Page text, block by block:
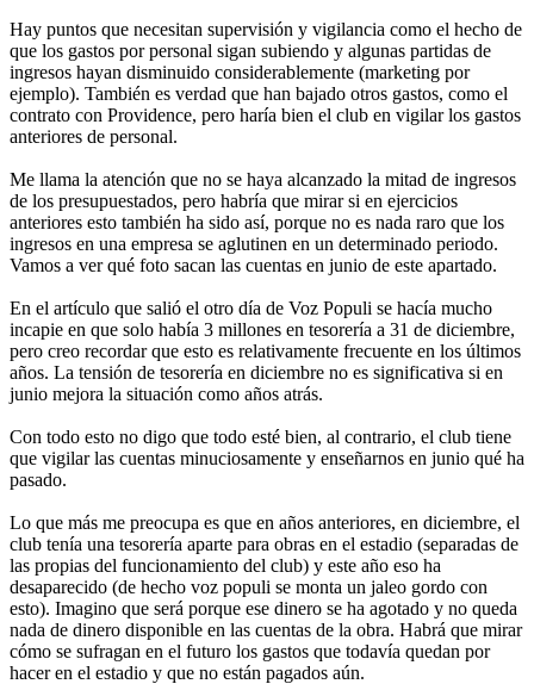
Hay puntos que necesitan supervisión y vigilancia como el hecho de
que los gastos por personal sigan subiendo y algunas partidas de
ingresos hayan disminuido considerablemente (marketing por
ejemplo). También es verdad que han bajado otros gastos, como el
contrato con Providence, pero haría bien el club en vigilar los gastos
anteriores de personal.
Me llama la atención que no se haya alcanzado la mitad de ingresos
de los presupuestados, pero habría que mirar si en ejercicios
anteriores esto también ha sido así, porque no es nada raro que los
ingresos en una empresa se aglutinen en un determinado periodo.
Vamos a ver qué foto sacan las cuentas en junio de este apartado.
En el artículo que salió el otro día de Voz Populi se hacía mucho
incapie en que solo había 3 millones en tesorería a 31 de diciembre,
pero creo recordar que esto es relativamente frecuente en los últimos
años. La tensión de tesorería en diciembre no es significativa si en
junio mejora la situación como años atrás.
Con todo esto no digo que todo esté bien, al contrario, el club tiene
que vigilar las cuentas minuciosamente y enseñarnos en junio qué ha
pasado.
Lo que más me preocupa es que en años anteriores, en diciembre, el
club tenía una tesorería aparte para obras en el estadio (separadas de
las propias del funcionamiento del club) y este año eso ha
desaparecido (de hecho voz populi se monta un jaleo gordo con
esto). Imagino que será porque ese dinero se ha agotado y no queda
nada de dinero disponible en las cuentas de la obra. Habrá que mirar
cómo se sufragan en el futuro los gastos que todavía quedan por
hacer en el estadio y que no están pagados aún.